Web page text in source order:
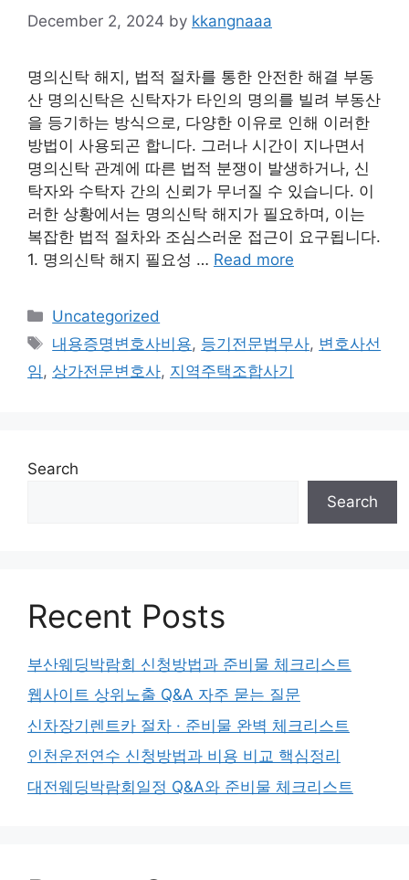
December 2, 2024 by kkangnaaa
명의신탁 해지, 법적 절차를 통한 안전한 해결 부동
산 명의신탁은 신탁자가 타인의 명의를 빌려 부동산
을 등기하는 방식으로, 다양한 이유로 인해 이러한
방법이 사용되곤 합니다. 그러나 시간이 지나면서
명의신탁 관계에 따른 법적 분쟁이 발생하거나, 신
탁자와 수탁자 간의 신뢰가 무너질 수 있습니다. 이
러한 상황에서는 명의신탁 해지가 필요하며, 이는
복잡한 법적 절차와 조심스러운 접근이 요구됩니다.
1. 명의신탁 해지 필요성 … Read more
Categories
Uncategorized
Tags
내용증명변호사비용, 등기전문법무사, 변호사선
임 , 상가전문변호사, 지역주택조합사기
Search
Search
Recent Posts
부산웨딩박람회 신청방법과 준비물 체크리스트
웹사이트 상위노출 Q&A 자주 묻는 질문
신차장기렌트카 절차 · 준비물 완벽 체크리스트
인천운전연수 신청방법과 비용 비교 핵심정리
대전웨딩박람회일정 Q&A와 준비물 체크리스트